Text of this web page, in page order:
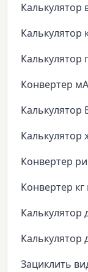
Калькулятор
Калькулятор
Калькулятор
Конвертер
Калькулятор
Калькулятор
Конвертер
Конвертер
Калькулятор
Калькулятор
Зациклить